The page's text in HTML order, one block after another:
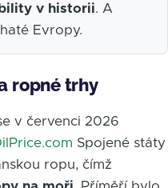
v historii. A
Evropy.
ropné trhy
v červenci 2026
Spojené státy
ropu, čímž